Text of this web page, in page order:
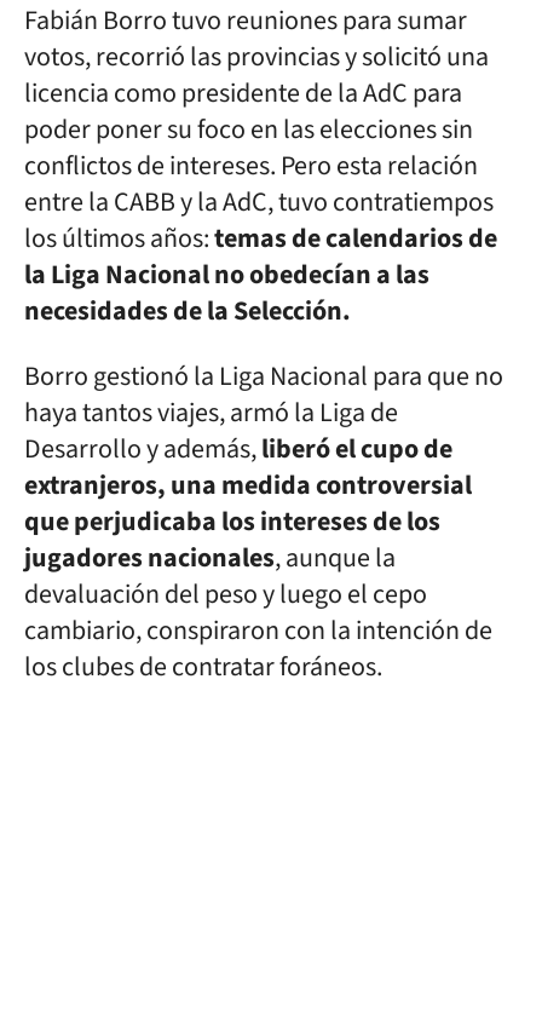
Fabián Borro tuvo reuniones para sumar
votos, recorrió las provincias y solicitó una
licencia como presidente de la AdC para
poder poner su foco en las elecciones sin
conflictos de intereses. Pero esta relación
entre la CABB y la AdC, tuvo contratiempos
los últimos años:temas de calendarios de
la Liga Nacional no obedecían a las
necesidades de la Selección.
Borro gestionó la Liga Nacional para que no
haya tantos viajes, armó la Liga de
Desarrollo y además,liberó el cupo de
extranjeros, una medida controversial
que perjudicaba los intereses de los
jugadores nacionales, aunque la
devaluación del peso y luego el cepo
cambiario, conspiraron con la intención de
los clubes de contratar foráneos.